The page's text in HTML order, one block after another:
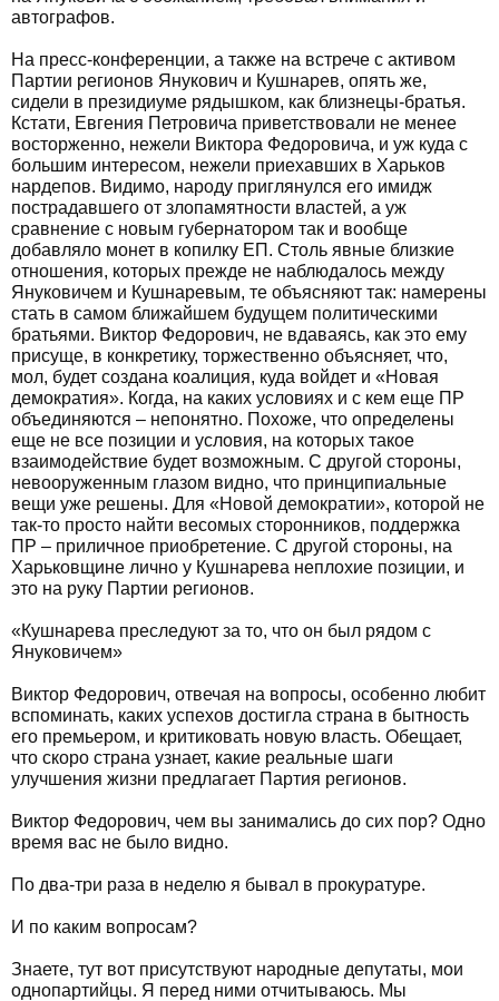
автографов.
На пресс-конференции, а также на встрече с активом
Партии регионов Янукович и Кушнарев, опять же,
сидели в президиуме рядышком, как близнецы-братья.
Кстати, Евгения Петровича приветствовали не менее
восторженно, нежели Виктора Федоровича, и уж куда с
большим интересом, нежели приехавших в Харьков
нардепов. Видимо, народу приглянулся его имидж
пострадавшего от злопамятности властей, а уж
сравнение с новым губернатором так и вообще
добавляло монет в копилку ЕП. Столь явные близкие
отношения, которых прежде не наблюдалось между
Януковичем и Кушнаревым, те объясняют так: намерены
стать в самом ближайшем будущем политическими
братьями. Виктор Федорович, не вдаваясь, как это ему
присуще, в конкретику, торжественно объясняет, что,
мол, будет создана коалиция, куда войдет и «Новая
демократия». Когда, на каких условиях и с кем еще ПР
объединяются – непонятно. Похоже, что определены
еще не все позиции и условия, на которых такое
взаимодействие будет возможным. С другой стороны,
невооруженным глазом видно, что принципиальные
вещи уже решены. Для «Новой демократии», которой не
так-то просто найти весомых сторонников, поддержка
ПР – приличное приобретение. С другой стороны, на
Харьковщине лично у Кушнарева неплохие позиции, и
это на руку Партии регионов.
«Кушнарева преследуют за то, что он был рядом с
Януковичем»
Виктор Федорович, отвечая на вопросы, особенно любит
вспоминать, каких успехов достигла страна в бытность
его премьером, и критиковать новую власть. Обещает,
что скоро страна узнает, какие реальные шаги
улучшения жизни предлагает Партия регионов.
Виктор Федорович, чем вы занимались до сих пор? Одно
время вас не было видно.
По два-три раза в неделю я бывал в прокуратуре.
И по каким вопросам?
Знаете, тут вот присутствуют народные депутаты, мои
однопартийцы. Я перед ними отчитываюсь. Мы